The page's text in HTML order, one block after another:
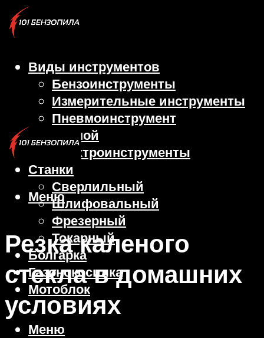
Виды инструментов
Бензоинструменты
Измерительные инструменты
Пневмоинструмент
Ручной
Электроинструменты
Станки
Сверлильный
Шлифовальный
Фрезерный
Токарный
Болгарка
Газонокосилка
Мотоблок
Меню
Меню
Резка каленого
стекла в домашних
условиях